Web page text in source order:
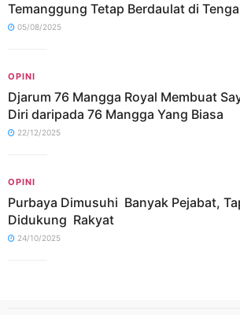
Temanggung Tetap Berdaulat di
05/08/2025
OPINI
Djarum 76 Mangga Royal Membuat
Diri daripada 76 Mangga Yang Biasa
22/12/2025
OPINI
Purbaya Dimusuhi Banyak Pejabat,
Didukung Rakyat
24/10/2025